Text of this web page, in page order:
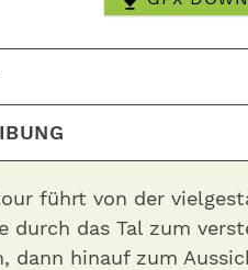
führt von der
durch das Tal zum
dann hinauf zum